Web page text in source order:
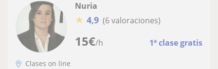
15€/h 1ª clase gratis
Nuria
★ 4,9 (6 valoraciones)
Clases on line